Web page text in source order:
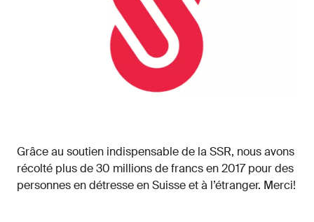
Grâce au soutien indispensable de la SSR, nous avons
récolté plus de 30 millions de francs en 2017 pour des
personnes en détresse en Suisse et à l’étranger. Merci!